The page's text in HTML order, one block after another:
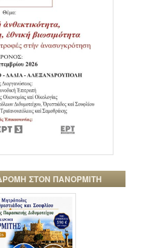
ΣΤΟΝ ΠΑΝΟΡΜΙΤΗ